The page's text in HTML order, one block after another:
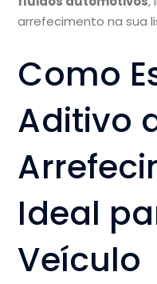
arrefecimento na sua
Como
Aditivo
Ideal
Veículo